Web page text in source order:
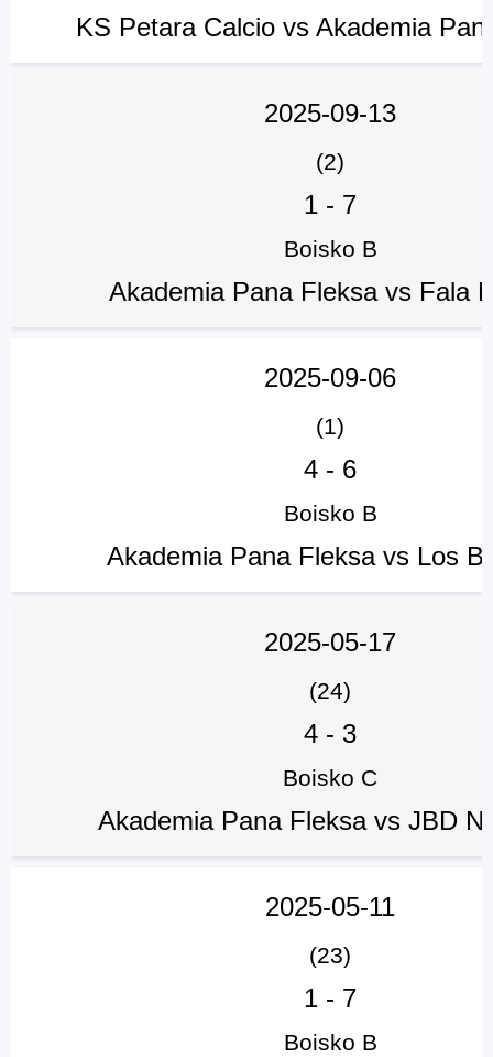
KS Petara Calcio vs Akademia
2025-09-13
(2)
1 - 7
Boisko B
Akademia Pana Fleksa vs Fala
2025-09-06
(1)
4 - 6
Boisko B
Akademia Pana Fleksa vs Los
2025-05-17
(24)
4 - 3
Boisko C
Akademia Pana Fleksa vs JBD
2025-05-11
(23)
1 - 7
Boisko B